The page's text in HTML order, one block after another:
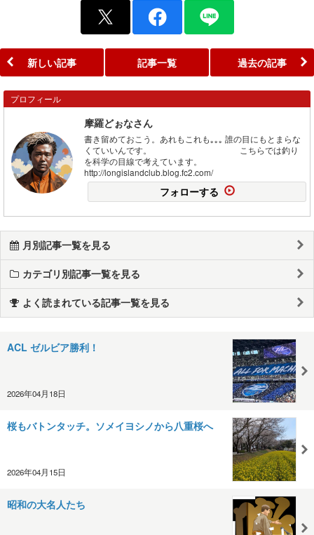
新しい記事 記事一覧 過去の記事
プロフィール
摩羅どぉなさん
書き留めておこう。あれもこれも｡｡｡ 誰の目にもとまらな
くていいんです。 こちらでは釣り
を科学の目線で考えています。
http://longislandclub.blog.fc2.com/
フォローする
月別記事一覧を見る
カテゴリ別記事一覧を見る
よく読まれている記事一覧を見る
ACL ゼルビア勝利！
2026年04月18日
桜もバトンタッチ。ソメイヨシノから八重桜へ
2026年04月15日
昭和の大名人たち